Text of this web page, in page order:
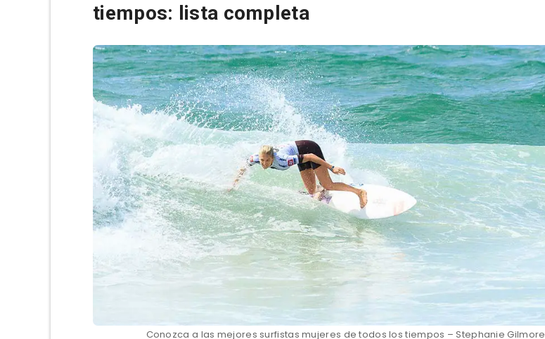
tiempos: lista completa
Conozca a las mejores surfistas mujeres de todos los tiempos – Stephanie Gilmore